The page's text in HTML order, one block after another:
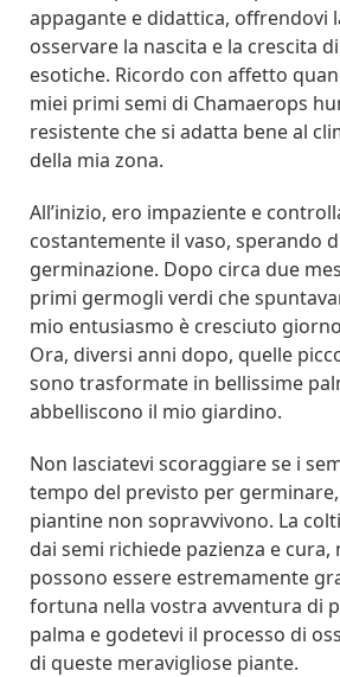
appagante e didattica, offrendovi
osservare la nascita e la crescita
esotiche. Ricordo con affetto
miei primi semi di Chamaerops
resistente che si adatta bene al
della mia zona.
All’inizio, ero impaziente e
costantemente il vaso, sperando
germinazione. Dopo circa due
primi germogli verdi che
mio entusiasmo è cresciuto
Ora, diversi anni dopo, quelle
sono trasformate in bellissime
abbelliscono il mio giardino.
Non lasciatevi scoraggiare se i
tempo del previsto per
piantine non sopravvivono. La
dai semi richiede pazienza e
possono essere estremamente
fortuna nella vostra avventura di
palma e godetevi il processo di
di queste meravigliose piante.